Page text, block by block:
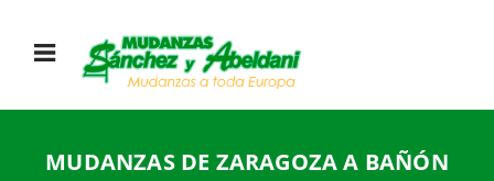
MUDANZAS DE ZARAGOZA A BAÑÓN